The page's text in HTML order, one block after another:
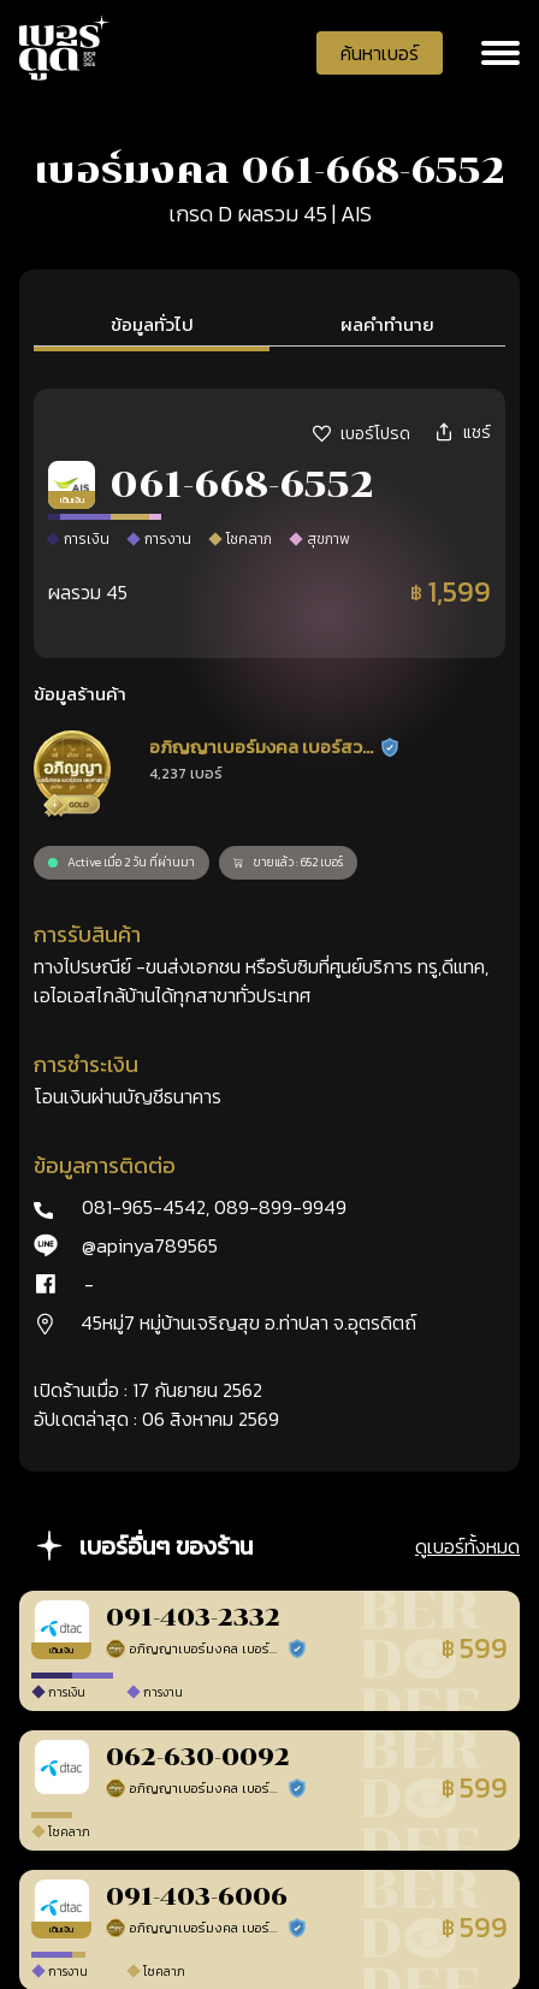
ค้นหาเบอร์
เบอร์มงคล 061-668-6552
เกรด D ผลรวม 45 | AIS
ข้อมูลทั่วไป ผลคำทำนาย
เบอร์โปรด แชร์
เติมเงิน 061-668-6552
การเงิน การงาน โชคลาภ สุขภาพ
ผลรวม 45 ฿ 1,599
ข้อมูลร้านค้า
อภิญญาเบอร์มงคล เบอร์สวย
เลขศาสตร์
ร้านยืนยันแล้ว
4,237 เบอร์
Active เมื่อ 2 วัน ที่ผ่านมา ขายแล้ว : 652 เบอร์
การรับสินค้า
ทางไปรษณีย์ -ขนส่งเอกชน หรือรับซิมที่ศูนย์บริการ ทรู,ดีแทค,
เอไอเอสไกล้บ้านได้ทุกสาขาทั่วประเทศ
การชำระเงิน
โอนเงินผ่านบัญชีธนาคาร
ข้อมูลการติดต่อ
081-965-4542,089-899-9949
@apinya789565
-
45หมู่7 หมู่บ้านเจริญสุข อ.ท่าปลา จ.อุตรดิตถ์
เปิดร้านเมื่อ : 17 กันยายน 2562
อัปเดตล่าสุด : 06 สิงหาคม 2569
เบอร์อื่นๆ ของร้าน ดูเบอร์ทั้งหมด
เติมเงิน
091-403-2332
อภิญญาเบอร์มงคล เบอร์สวยเลขศาสตร์ ร้านยืนยันแล้ว ฿ 599
การเงิน การงาน
062-630-0092
อภิญญาเบอร์มงคล เบอร์สวยเลขศาสตร์ ร้านยืนยันแล้ว ฿ 599
โชคลาภ
เติมเงิน
091-403-6006
อภิญญาเบอร์มงคล เบอร์สวยเลขศาสตร์ ร้านยืนยันแล้ว ฿ 599
การงาน โชคลาภ